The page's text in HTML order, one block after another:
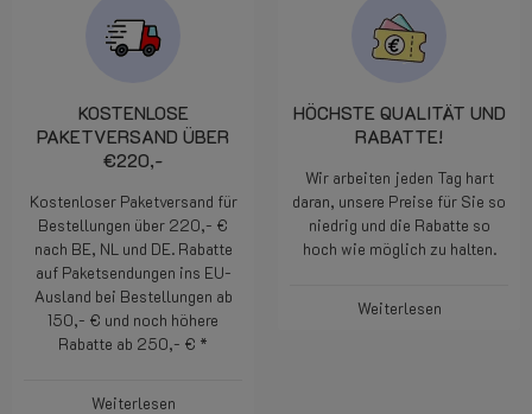
KOSTENLOSE
PAKETVERSAND ÜBER
€220,-
Kostenloser Paketversand für
Bestellungen über 220,- €
nach BE, NL und DE. Rabatte
auf Paketsendungen ins EU-
Ausland bei Bestellungen ab
150,- € und noch höhere
Rabatte ab 250,- € *
Weiterlesen
HÖCHSTE QUALITÄT UND
RABATTE!
Wir arbeiten jeden Tag hart
daran, unsere Preise für Sie so
niedrig und die Rabatte so
hoch wie möglich zu halten.
Weiterlesen